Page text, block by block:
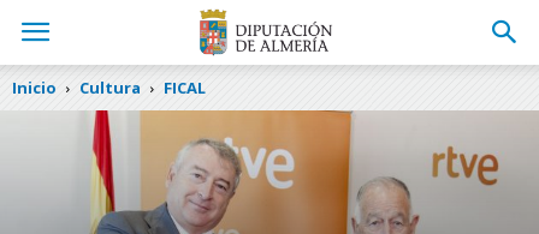
Inicio Cultura FICAL